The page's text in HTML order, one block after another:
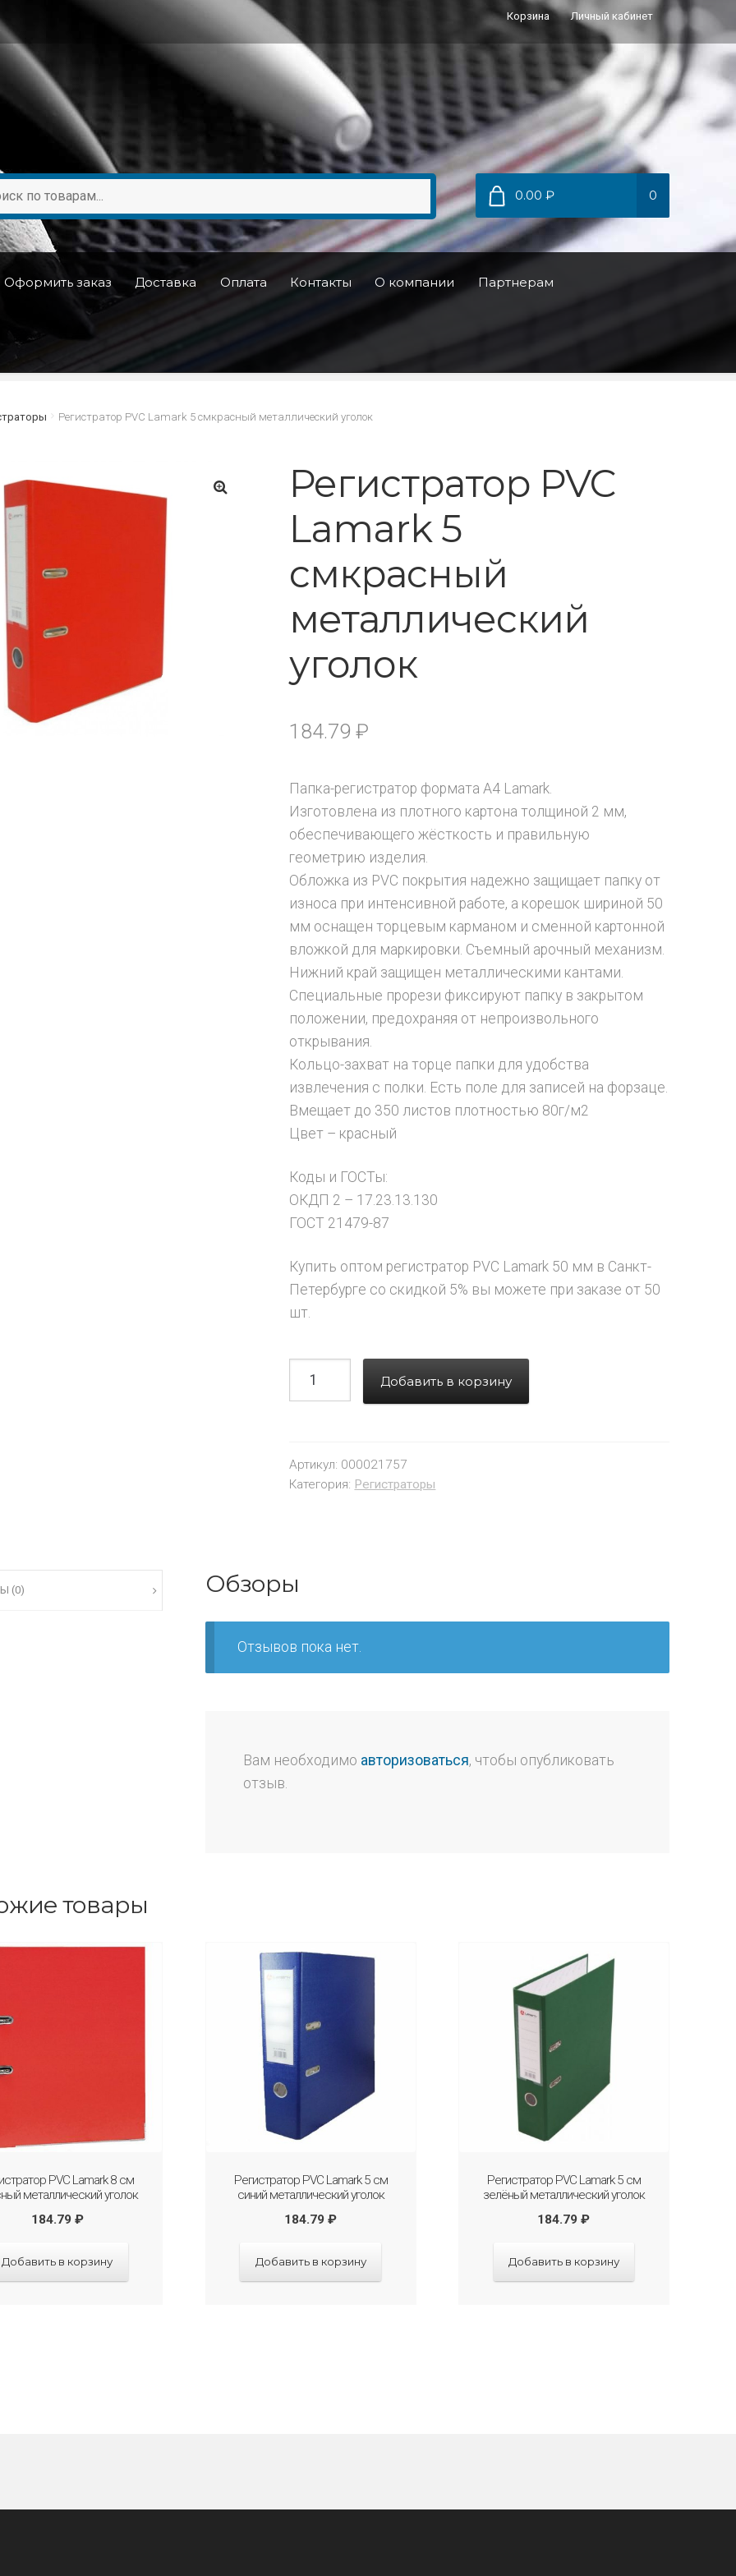
Корзина Личный кабинет
0.00 ₽ 0
Оформить заказ Доставка Оплата Контакты О компании Партнерам
Регистратор PVC Lamark 5 смкрасный металлический уголок
Регистратор PVC
Lamark 5
смкрасный
металлический
уголок
184.79₽
Папка-регистратор формата А4 Lamark.
Изготовлена из плотного картона толщиной 2 мм,
обеспечивающего жёсткость и правильную
геометрию изделия.
Обложка из PVC покрытия надежно защищает папку от
износа при интенсивной работе, а корешок шириной 50
мм оснащен торцевым карманом и сменной картонной
вложкой для маркировки. Cъемный арочный механизм.
Нижний край защищен металлическими кантами.
Специальные прорези фиксируют папку в закрытом
положении, предохраняя от непроизвольного
открывания.
Кольцо-захват на торце папки для удобства
извлечения с полки. Есть поле для записей на форзаце.
Вмещает до 350 листов плотностью 80г/м2
Цвет – красный
Коды и ГОСТы:
ОКДП 2 – 17.23.13.130
ГОСТ 21479-87
Купить оптом регистратор PVC Lamark 50 мм в Санкт-
Петербурге со скидкой 5% вы можете при заказе от 50
шт.
Добавить в корзину
Артикул: 000021757
Категория: Регистраторы
(0) Обзоры
Отзывов пока нет.
Вам необходимо авторизоваться, чтобы опубликовать
отзыв.
товары
PVC Lamark 8 см
металлический уголок
184.79 ₽
Добавить в корзину
Регистратор PVC Lamark 5 см
синий металлический уголок
184.79₽
Добавить в корзину
Регистратор PVC Lamark 5 см
зелёный металлический уголок
184.79₽
Добавить в корзину